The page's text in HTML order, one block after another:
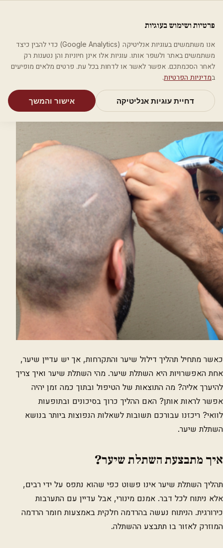
מאמריםקטגוריותחיפושאודות
בית בלוג השתלת שיער- שאלות ותשובות
השתלת שיער- שאלות ותשובות
צוות פלסטיקה ·7.2.2019 · עודכן ב-20.4.2021
כאשר מתחיל תהליך דילול שיער והתקרחות, אך יש עדיין שיער,
אחת האפשרויות היא השתלת שיער. מהי השתלת שיער ואיך צריך
להיערך אליה? מה התוצאות של הטיפול ובתוך כמה זמן יהיה
אפשר לראות אותן? האם ההליך כרוך בסיכונים ובתופעות
לוואי? ריכזנו עבורכם תשובות לשאלות הנפוצות ביותר בנושא
השתלת שיער.
איך מתבצעת השתלת שיער?
תהליך השתלת שיער אינו פשוט כפי שהוא נתפס על ידי רבים,
אלא ניתוח לכל דבר. אמנם מינורי, אבל עדיין עם התערבות
כירורגית. הניתוח נעשה בהרדמה חלקית באמצעות חומר הרדמה
המוזרק לאזור בו תתבצע ההשתלה.
פרטיות ושימוש בעוגיות
אנו משתמשים בעוגיות אנליטיקה (Google Analytics) כדי להבין כיצד
משתמשים באתר ולשפר אותו. עוגיות אלו אינן חיוניות והן נטענות רק
לאחר הסכמתכם. אפשר לאשר או לדחות בכל עת. פרטים מלאים מופיעים
במדיניות הפרטיות.
דחיית עוגיות אנליטיקה אישור והמשך